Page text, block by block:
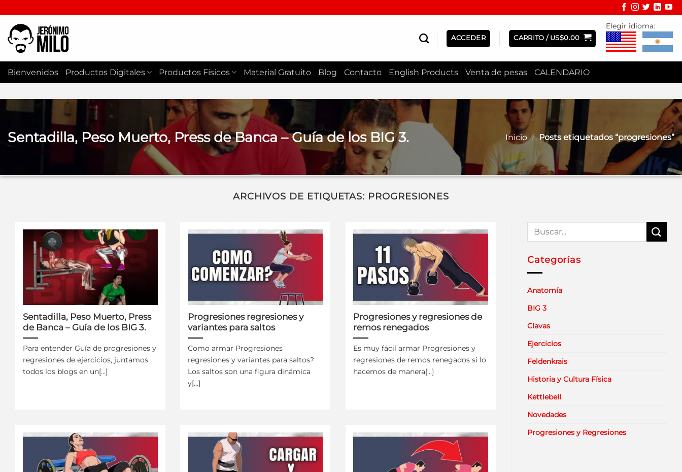
al
contenido
ACCEDER CARRITO / US$0.00
Elegir idioma:
Bienvenidos Productos Digitales Productos Físicos Material Gratuito Blog Contacto English Products Venta de pesas CALENDARIO
Sentadilla, Peso Muerto, Press de Banca – Guía de los BIG 3. Inicio / Posts etiquetados “progresiones”
ARCHIVOS DE ETIQUETAS: PROGRESIONES
Sentadilla, Peso Muerto, Press
de Banca – Guía de los BIG 3.
Para entender Guía de progresiones y
regresiones de ejercicios, juntamos
todos los blogs en un[...]
Progresiones regresiones y
variantes para saltos
Como armar Progresiones
regresiones y variantes para saltos?
Los saltos son una figura dinámica
y[...]
Progresiones y regresiones de
remos renegados
Es muy fácil armar Progresiones y
regresiones de remos renegados si lo
hacemos de manera[...]
Categorías
Anatomía
BIG 3
Clavas
Ejercicios
Feldenkrais
Historia y Cultura Física
Kettlebell
Novedades
Progresiones y Regresiones